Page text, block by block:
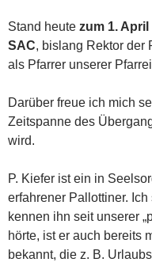
Stand heute zum 1.
SAC, bislang Rektor der
als Pfarrer unserer
Darüber freue ich mich
Zeitspanne des
wird.
P. Kiefer ist ein in
erfahrener Pallottiner.
kennen ihn seit unserer
hörte, ist er auch bereits
bekannt, die z. B.